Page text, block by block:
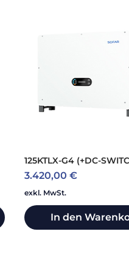
125KTLX-G4 (+DC-
Preis
3.420,00 €
exkl. MwSt.
In den